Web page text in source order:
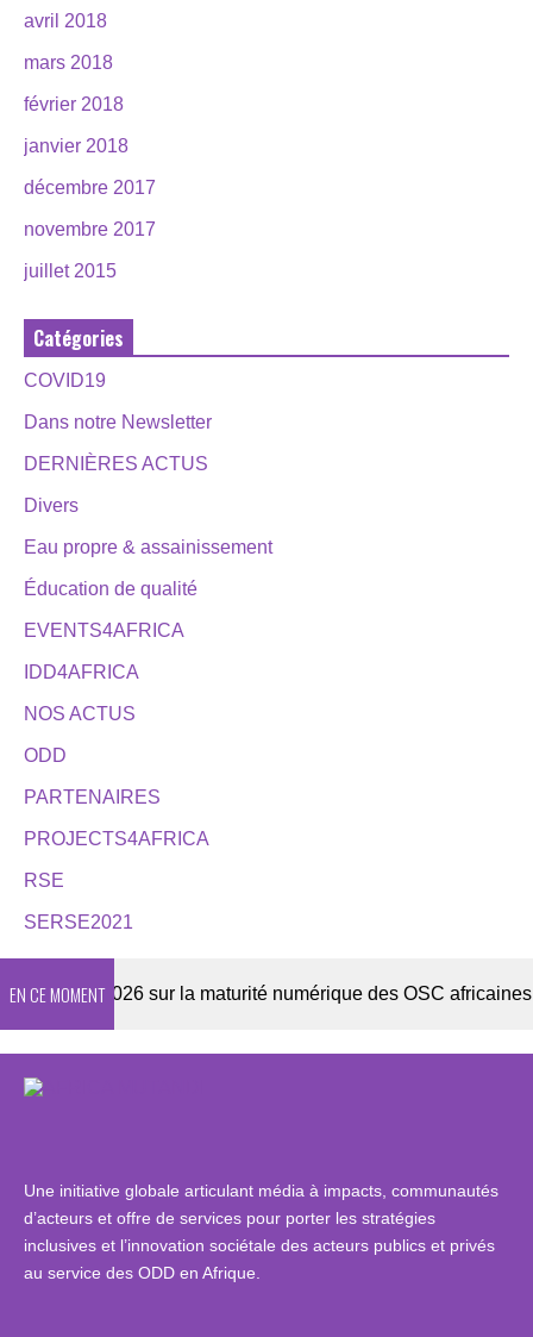
avril 2018
mars 2018
février 2018
janvier 2018
décembre 2017
novembre 2017
juillet 2015
Catégories
COVID19
Dans notre Newsletter
DERNIÈRES ACTUS
Divers
Eau propre & assainissement
Éducation de qualité
EVENTS4AFRICA
IDD4AFRICA
NOS ACTUS
ODD
PARTENAIRES
PROJECTS4AFRICA
RSE
SERSE2021
EN CE MOMENT2026 sur la maturité numérique des OSC africaines
Une initiative globale articulant média à impacts, communautés
d’acteurs et offre de services pour porter les stratégies
inclusives et l’innovation sociétale des acteurs publics et privés
au service des ODD en Afrique.